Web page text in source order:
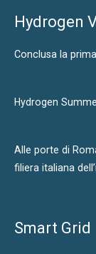
Hydrogen
Conclusa la
Hydrogen
Alle porte di
filiera italiana
Smart Grid